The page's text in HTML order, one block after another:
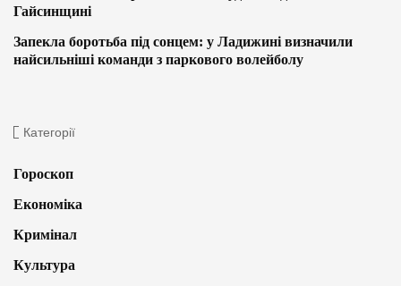
Гайсинщині
Запекла боротьба під сонцем: у Ладижині визначили
найсильніші команди з паркового волейболу
Категорії
Гороскоп
Економіка
Кримінал
Культура